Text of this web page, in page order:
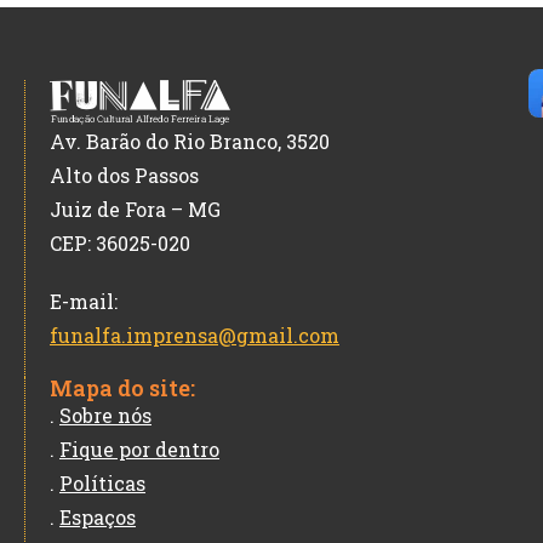
Av. Barão do Rio Branco, 3520
Alto dos Passos
Juiz de Fora – MG
CEP: 36025-020
E-mail:
funalfa.imprensa@gmail.com
Mapa do site:
. Sobre nós
. Fique por dentro
. Políticas
. Espaços